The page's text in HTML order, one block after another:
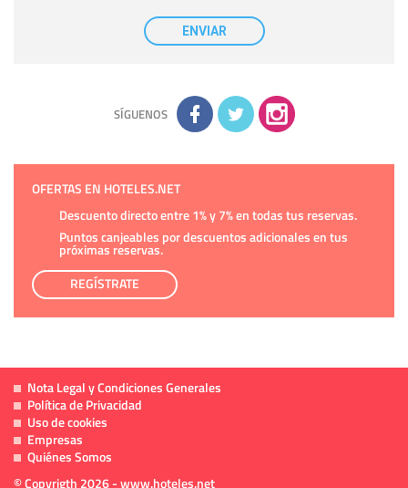
con carácter general, sólo el personal de
nuestra entidad que esté debidamente autorizado podrá
tener conocimiento de la información que le pedimos. No se
comunicarán datos a terceros.
adicional y detallada sobre cómo tratamos sus datos en la
política de privacidad
ENVIAR
SÍGUENOS
OFERTAS EN HOTELES.NET
Descuento directo entre 1% y 7% en todas tus reservas.
Puntos canjeables por descuentos adicionales en tus
próximas reservas.
REGÍSTRATE
Nota Legal y Condiciones Generales
Política de Privacidad
Uso de cookies
Empresas
Quiénes Somos
© Copyrigth 2026 - www.hoteles.net